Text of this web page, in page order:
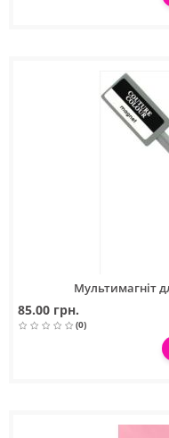
Мультимагніт
85.00 грн.
(0)